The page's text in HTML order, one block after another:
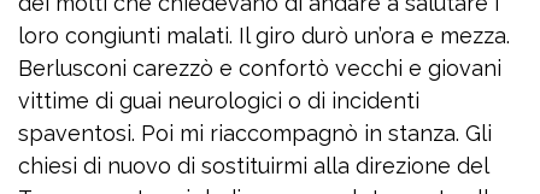
loro congiunti malati. Il giro durò un’ora e mezza.
Berlusconi carezzò e confortò vecchi e giovani
vittime di guai neurologici o di incidenti
spaventosi. Poi mi riaccompagnò in stanza. Gli
chiesi di nuovo di sostituirmi alla direzione del